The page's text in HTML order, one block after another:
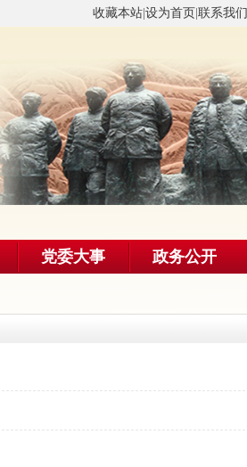
收藏本站 设为首页 联系我们
党委大事 政务公开